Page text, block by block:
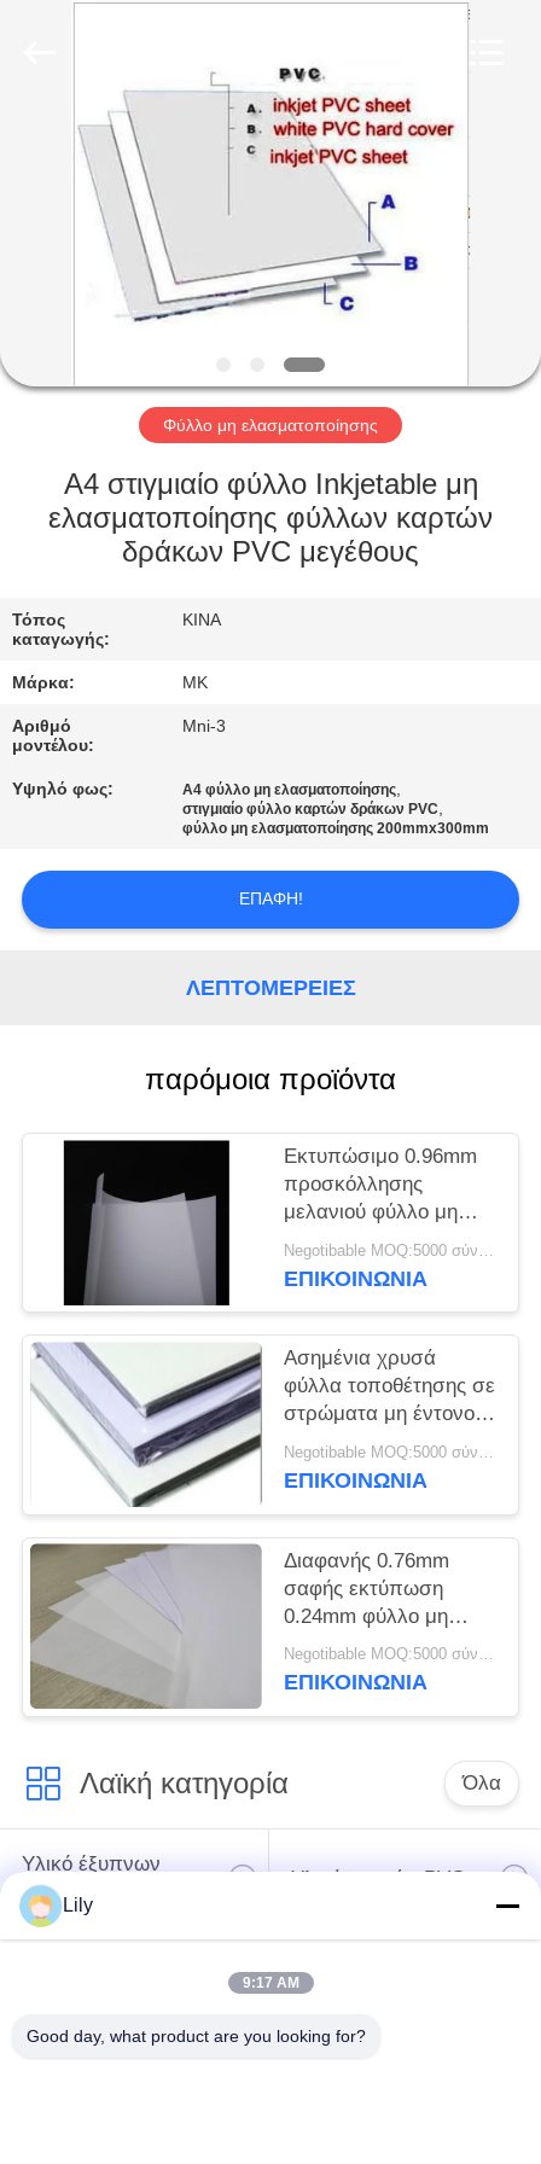
ΣΠΊΤΙ
ΠΡΟΪΌΝΤΑ
ΒΊΝΤΕΟ
ΣΧΕΤΙΚΆ
ΜΕ
ΕΠΙΣΚΕΨΉ
ΕΡΓΟΣΤΑΣΊΟΥ
ΈΛΕΓΧΟΣ
ΠΟΙΌΤΗΤΑΣ
ΕΠΙΚΟΙΝΩΝΉΣΤΕ
ΜΑΖΊ
ΕΙΔΉΣΕΙΣ
SITEMAP
PRIVACY
POLICY
Φύλλο μη ελασματοποίησης
A4 στιγμιαίο φύλλο Inkjetable μη
ελασματοποίησης φύλλων καρτών
δράκων PVC μεγέθους
Τόπος
καταγωγής:
ΚΙΝΑ
Μάρκα: MK
Αριθμό
μοντέλου:
Mni-3
Υψηλό φως: A4 φύλλο μη ελασματοποίησης,
στιγμιαίο φύλλο καρτών δράκων PVC,
φύλλο μη ελασματοποίησης 200mmx300mm
ΕΠΑΦΉ!
ΛΕΠΤΟΜΈΡΕΙΕΣ
παρόμοια προϊόντα
Εκτυπώσιμο 0.96mm
προσκόλλησης
μελανιού φύλλο μη
ελασματοποίησης
Inkjet
Negotibable MOQ:5000 σύνολα (3 φύλλα ανά φύλλο)
ΕΠΙΚΟΙΝΩΝΙΑ
Ασημένια χρυσά
φύλλα τοποθέτησης σε
στρώματα μη έντονου
φωτός A4 200*300mm Negotibable MOQ:5000 σύνολα (3 φύλλα ανά φύλλο)
ΕΠΙΚΟΙΝΩΝΙΑ
Διαφανής 0.76mm
σαφής εκτύπωση
0.24mm φύλλο μη
ελασματοποίησης PVCNegotibable MOQ:5000 σύνολα (3 φύλλα ανά φύλλο)
ΕΠΙΚΟΙΝΩΝΙΑ
Λαϊκή κατηγορία Όλα
Υλικό έξυπνων
καρτών
Υλικό καρτών PVC
εκτύπωσης
Lily
9:17 AM
Good day, what product are you looking for?